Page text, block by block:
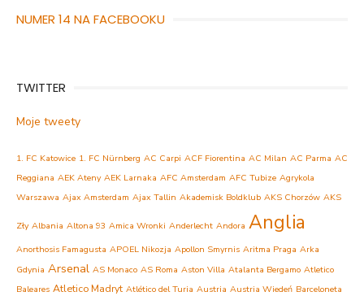
NUMER 14 NA FACEBOOKU
TWITTER
Moje tweety
1. FC Katowice 1. FC Nürnberg AC Carpi ACF Fiorentina AC Milan AC Parma AC
Reggiana AEK Ateny AEK Larnaka AFC Amsterdam AFC Tubize Agrykola
Warszawa Ajax Amsterdam Ajax Tallin Akademisk Boldklub AKS Chorzów AKS
Zły Albania Altona 93 Amica Wronki Anderlecht Andora Anglia
Anorthosis Famagusta APOEL Nikozja Apollon Smyrnis Aritma Praga Arka
Gdynia Arsenal AS Monaco AS Roma Aston Villa Atalanta Bergamo Atletico
Baleares Atletico Madryt Atlético del Turia Austria Austria Wiedeń Barceloneta